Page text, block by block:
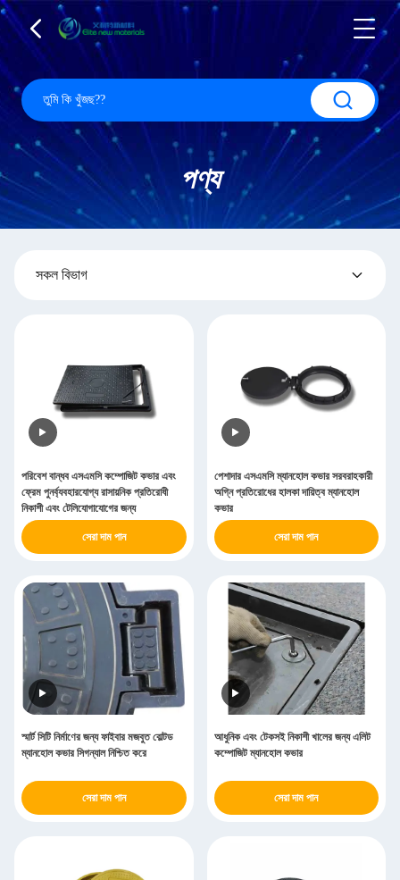
পণ্য
সকল বিভাগ
পরিবেশ বান্ধব এসএমসি কম্পোজিট কভার এবং
ফ্রেম পুনর্ব্যবহারযোগ্য রাসায়নিক প্রতিরোধী
নিকাশী এবং টেলিযোগাযোগের জন্য
সেরা দাম পান
পেশাদার এসএমসি ম্যানহোল কভার সরবরাহকারী
অগ্নি প্রতিরোধের হালকা দায়িত্ব ম্যানহোল
কভার
সেরা দাম পান
স্মার্ট সিটি নির্মাণের জন্য ফাইবার মজবুত বোল্টড
ম্যানহোল কভার সিগন্যাল নিশ্চিত করে
সেরা দাম পান
আধুনিক এবং টেকসই নিকাশী খালের জন্য এলিট
কম্পোজিট ম্যানহোল কভার
সেরা দাম পান